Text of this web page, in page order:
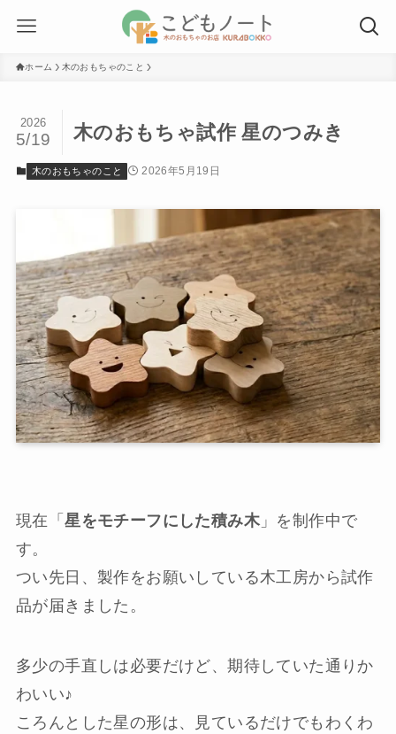
ホーム 木のおもちゃのこと
木のおもちゃ試作 星のつみき
2026
5/19
木のおもちゃのこと 2026年5月19日
現在「星をモチーフにした積み木」を制作中で
す。
つい先日、製作をお願いしている木工房から試作
品が届きました。
多少の手直しは必要だけど、期待していた通りか
わいい♪
ころんとした星の形は、見ているだけでもわくわ